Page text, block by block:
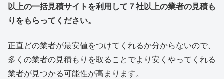
以上の一括見積サイトを利用して７社以上の業者の見積も
りをもらってください。
正直どの業者が最安値をつけてくれるか分からないので、
多くの業者の見積もりを取ることでより安くやってくれる
業者が見つかる可能性が高まります。